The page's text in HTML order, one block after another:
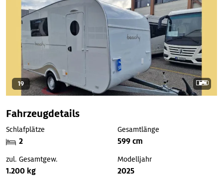
19
Fahrzeugdetails
Schlafplätze
2
Gesamtlänge
599 cm
zul. Gesamtgew.
1.200 kg
Modelljahr
2025